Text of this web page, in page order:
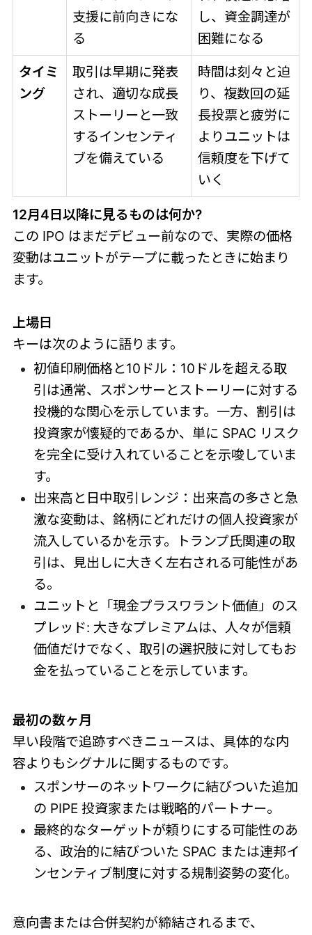
支援に前向きにな
る
し、資金調達が
困難になる
タイミ
ング
取引は早期に発表
され、適切な成長
ストーリーと一致
するインセンティ
ブを備えている
時間は刻々と迫
り、複数回の延
長投票と疲労に
よりユニットは
信頼度を下げて
いく
12月4日以降に見るものは何か?
この IPO はまだデビュー前なので、実際の価格
変動はユニットがテープに載ったときに始まり
ます。
上場日
キーは次のように語ります。
初値印刷価格と10ドル：10ドルを超える取
引は通常、スポンサーとストーリーに対する
投機的な関心を示しています。一方、割引は
投資家が懐疑的であるか、単に SPAC リスク
を完全に受け入れていることを示唆していま
す。
出来高と日中取引レンジ：出来高の多さと急
激な変動は、銘柄にどれだけの個人投資家が
流入しているかを示す。トランプ氏関連の取
引は、見出しに大きく左右される可能性があ
る。
ユニットと「現金プラスワラント価値」のス
プレッド: 大きなプレミアムは、人々が信頼
価値だけでなく、取引の選択肢に対してもお
金を払っていることを示しています。
最初の数ヶ月
早い段階で追跡すべきニュースは、具体的な内
容よりもシグナルに関するものです。
スポンサーのネットワークに結びついた追加
の PIPE 投資家または戦略的パートナー。
最終的なターゲットが頼りにする可能性のあ
る、政治的に結びついた SPAC または連邦イ
ンセンティブ制度に対する規制姿勢の変化。
意向書または合併契約が締結されるまで、